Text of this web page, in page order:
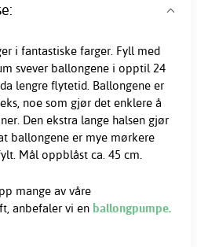
i fantastiske farger. Fyll med
svever ballongene i opptil 24
lengre flytetid. Ballongene er
noe som gjør det enklere å
Den ekstra lange halsen gjør
ballongene er mye mørkere
Mål oppblåst ca. 45 cm.
mange av våre
anbefaler vi en ballongpumpe.